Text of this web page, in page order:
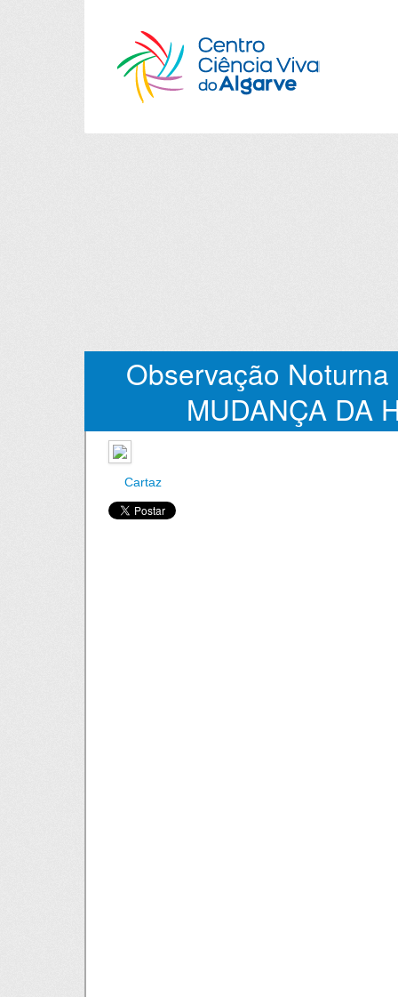
Observação
MUDANÇA DA
Cartaz